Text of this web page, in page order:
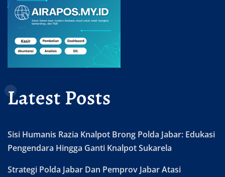
Latest Posts
Sisi Humanis Razia Knalpot Brong Polda Jabar: Edukasi
Pengendara Hingga Ganti Knalpot Sukarela
Strategi Polda Jabar Dan Pemprov Jabar Atasi